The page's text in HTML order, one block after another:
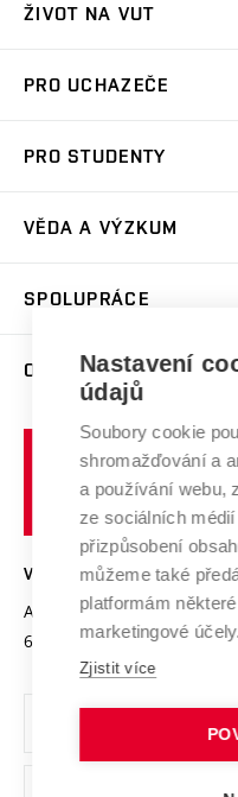
ŽIVOT NA VUT
Koleje
Sport na VUT
PRO UCHAZEČE
Dny otevřených dveří
Celoživotní vzdělávání
E-přihláška
PRO STUDENTY
Harmonogram
Závěrečné práce
Doktorské studium
Zpracování osobních údajů
Sociální bezpečí
Studium bez bariér
Podpora podnikání
VĚDA A VÝZKUM
Mezinárodní vědecká rada
Systém zajišťování kvality
Výzkumné infrastruktury
Transfer znalostí
Open Science
Projekty
Projekty ze strukturálních
Specifický výzkum
SPOLUPRÁCE
Zahraniční spolupráce
Spolupráce se školami
Služby univerzity
Mezinárodní dohody
Univerzitní sítě
O UNIVERZITĚ
Profil univerzity
Udržitelná univerzita
Podnikavá univerzita /
Bezpečná univerzita
Vyznamenání
Organizační struktura
Ochrana osobních údajů
VYSOKÉ UČENÍ
Antonínská 548/1
602 00 Brno
Nastavení
údajů
Soubory cookie
shromažďování a
a používání webu,
ze sociálních
přizpůsobení
můžeme také
platformám
marketingové
Zjistit více